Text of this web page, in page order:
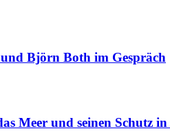
Björn Both im Gespräch
Meer und seinen Schutz